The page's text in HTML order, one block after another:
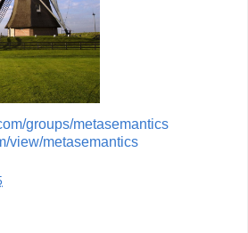
groups/metasemantics
view/metasemantics